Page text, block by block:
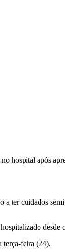
hospital após
a ter cuidados
desde
terça-feira (24).